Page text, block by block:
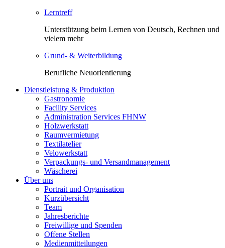
Lerntreff
Unterstützung beim Lernen von Deutsch, Rechnen und
vielem mehr
Grund- & Weiterbildung
Berufliche Neuorientierung
Dienstleistung & Produktion
Gastronomie
Facility Services
Administration Services FHNW
Holzwerkstatt
Raumvermietung
Textilatelier
Velowerkstatt
Verpackungs- und Versandmanagement
Wäscherei
Über uns
Portrait und Organisation
Kurzübersicht
Team
Jahresberichte
Freiwillige und Spenden
Offene Stellen
Medienmitteilungen